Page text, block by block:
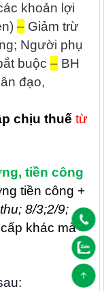
khoản lợi
– Giảm trừ
Người phụ
buộc – BH
đạo,
chịu thuế từ
tiền công
tiền công +
8/3;2/9;
khác mà